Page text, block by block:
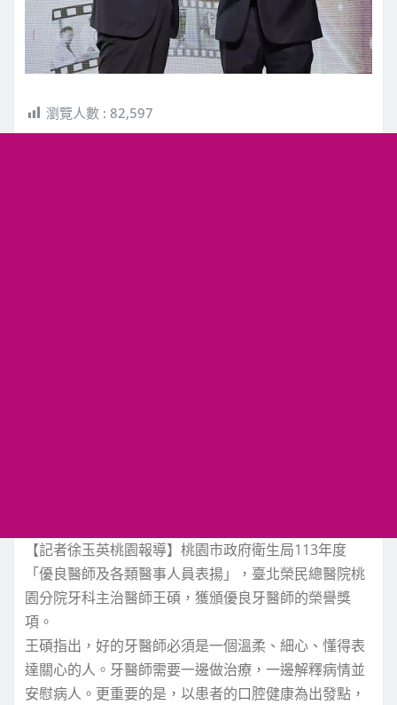
瀏覽人數 : 82,597
【記者徐玉英桃園報導】桃園市政府衛生局113年度
「優良醫師及各類醫事人員表揚」，臺北榮民總醫院桃
園分院牙科主治醫師王碩，獲頒優良牙醫師的榮譽獎
項。
王碩指出，好的牙醫師必須是一個溫柔、細心、懂得表
達關心的人。牙醫師需要一邊做治療，一邊解釋病情並
安慰病人。更重要的是，以患者的口腔健康為出發點，